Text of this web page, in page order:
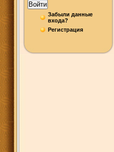
Войти
Забыли данные
входа?
Регистрация